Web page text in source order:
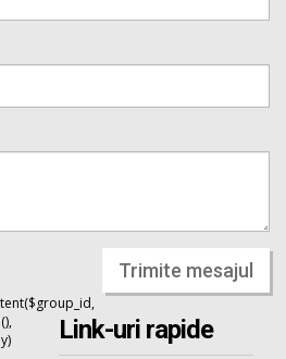
Trimite mesajul
Link-uri rapide